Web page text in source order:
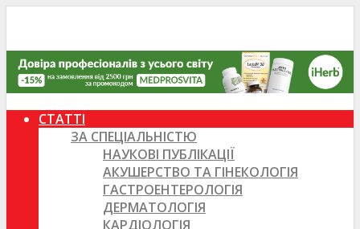
СТАТТІ
ЗА СПЕЦІАЛЬНІСТЮ
НАУКОВІ ПУБЛІКАЦІЇ
АКУШЕРСТВО ТА ГІНЕКОЛОГІЯ
ГАСТРОЕНТЕРОЛОГІЯ
ДЕРМАТОЛОГІЯ
КАРДІОЛОГІЯ